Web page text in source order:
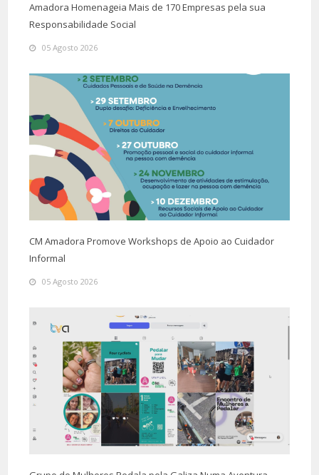
Amadora Homenageia Mais de 170 Empresas pela sua
Responsabilidade Social
05 Agosto 2026
CM Amadora Promove Workshops de Apoio ao Cuidador
Informal
05 Agosto 2026